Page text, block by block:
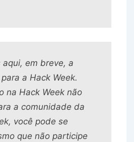
aqui, em breve, a
a Hack Week.
na Hack Week não
a comunidade da
você pode se
que não participe